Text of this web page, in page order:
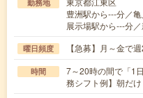
勤務地
豊洲駅から---分／
展示場駅から---分
曜日頻度 【急募】月～金で
時間
7～20時の間で「1
務シフト例】朝